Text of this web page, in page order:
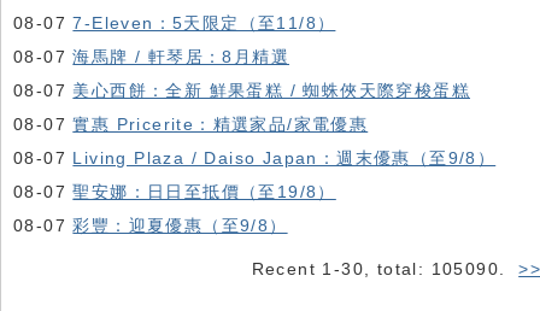
08-077-Eleven：5天限定（至11/8）
08-07海馬牌 / 軒琴居：8月精選
08-07 美心西餅：全新 鮮果蛋糕 / 蜘蛛俠天際穿梭蛋糕
08-07實惠 Pricerite：精選家品/家電優惠
08-07 Living Plaza / Daiso Japan：週末優惠（至9/8）
08-07聖安娜：日日至抵價（至19/8）
08-07彩豐：迎夏優惠（至9/8）
Recent 1-30, total: 105090.>>